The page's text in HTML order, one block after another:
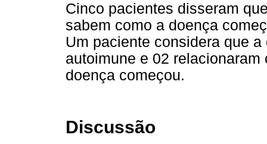
Cinco pacientes disseram
sabem como a doença
Um paciente considera que
autoimune e 02
doença começou.
Discussão